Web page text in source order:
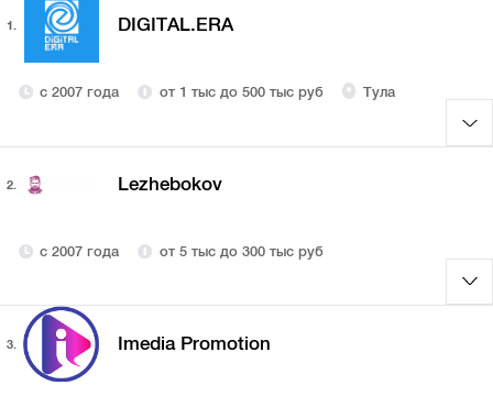
1. DIGITAL.ERA
с 2007 года от 1 тыс до 500 тыс руб Тула
2. Lezhebokov
с 2007 года от 5 тыс до 300 тыс руб
3. Imedia Promotion